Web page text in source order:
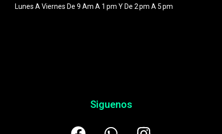
Lunes A Viernes De 9 Am A 1 Pm Y De 2 Pm A 5 Pm
Siguenos